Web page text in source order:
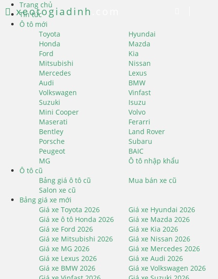
Trang chủ
Tin tức
Ô tô mới
Toyota
Hyundai
Honda
Mazda
Ford
Kia
Mitsubishi
Nissan
Mercedes
Lexus
Audi
BMW
Volkswagen
Vinfast
Suzuki
Isuzu
Mini Cooper
Volvo
Maserati
Ferarri
Bentley
Land Rover
Porsche
Subaru
Peugeot
BAIC
MG
Ô tô nhập khẩu
Ô tô cũ
Bảng giá ô tô cũ
Mua bán xe cũ
Salon xe cũ
Bảng giá xe mới
Giá xe Toyota 2026
Giá xe Hyundai 2026
Giá xe ô tô Honda 2026
Giá xe Mazda 2026
Giá xe Ford 2026
Giá xe Kia 2026
Giá xe Mitsubishi 2026
Giá xe Nissan 2026
Giá xe MG 2026
Giá xe Mercedes 2026
Giá xe Lexus 2026
Giá xe Audi 2026
Giá xe BMW 2026
Giá xe Volkswagen 2026
xeotogiadinh